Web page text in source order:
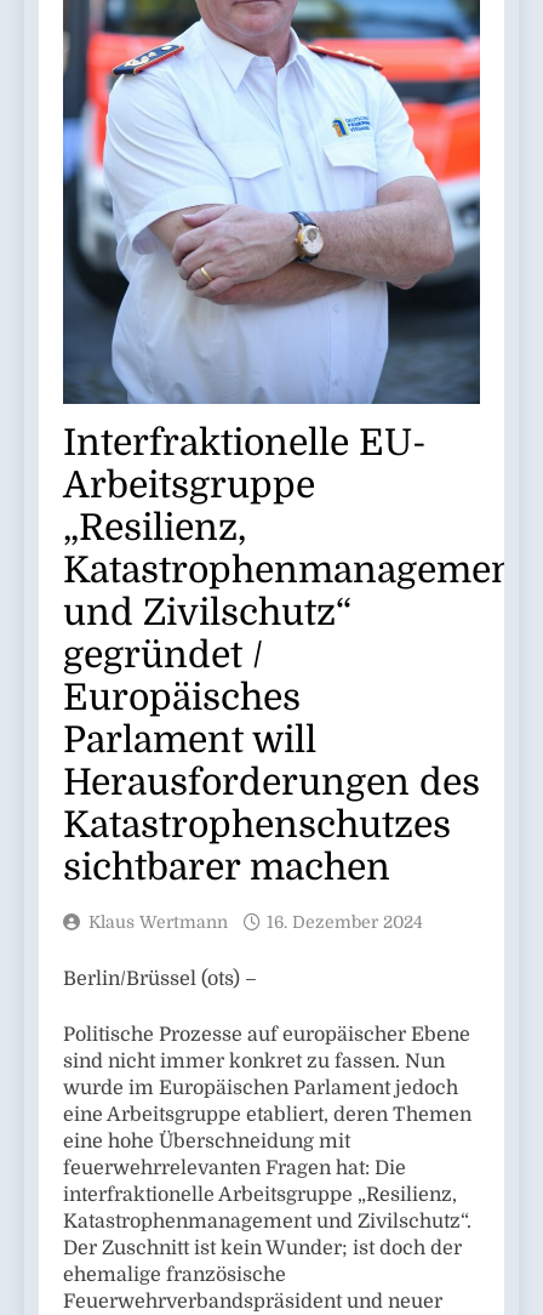
Interfraktionelle EU-
Arbeitsgruppe
„Resilienz,
Katastrophenmanagement
und Zivilschutz“
gegründet /
Europäisches
Parlament will
Herausforderungen des
Katastrophenschutzes
sichtbarer machen
Klaus Wertmann 16. Dezember 2024
Berlin/Brüssel (ots) –
Politische Prozesse auf europäischer Ebene
sind nicht immer konkret zu fassen. Nun
wurde im Europäischen Parlament jedoch
eine Arbeitsgruppe etabliert, deren Themen
eine hohe Überschneidung mit
feuerwehrrelevanten Fragen hat: Die
interfraktionelle Arbeitsgruppe „Resilienz,
Katastrophenmanagement und Zivilschutz“.
Der Zuschnitt ist kein Wunder; ist doch der
ehemalige französische
Feuerwehrverbandspräsident und neuer